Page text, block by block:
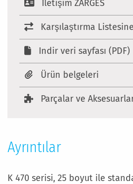
Iletişim ZARGES
Karşılaştırma
Indir veri sayfası (PDF)
Ürün belgeleri
Parçalar ve
Ayrıntılar
K 470 serisi, 25 boyut ile